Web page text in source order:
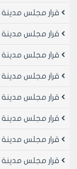
قرار مجلس مدينة حلب رقم
قرار مجلس مدينة حلب رقم
قرار مجلس مدينة حلب رقم
قرار مجلس مدينة حلب رقم
قرار مجلس مدينة حلب رقم
قرار مجلس مدينة حلب رقم
قرار مجلس مدينة حلب رقم
قرار مجلس مدينة حلب رقم